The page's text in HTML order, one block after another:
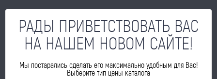
АНАЛОГИ
Муфта ПР 07.00.230 (см.код
22857)
ПОД ЗАКАЗ
РАДЫ ПРИВЕТСТВОВАТЬ ВАС
НА НАШЕМ НОВОМ САЙТЕ!
Мы постарались сделать его максимально удобным для Вас!
Выберите тип цены каталога